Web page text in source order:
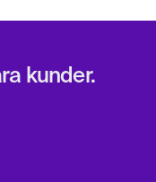
kunder.